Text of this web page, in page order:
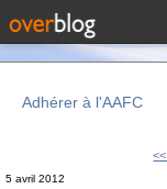
Adhérer à l'AAFC
5 avril 2012